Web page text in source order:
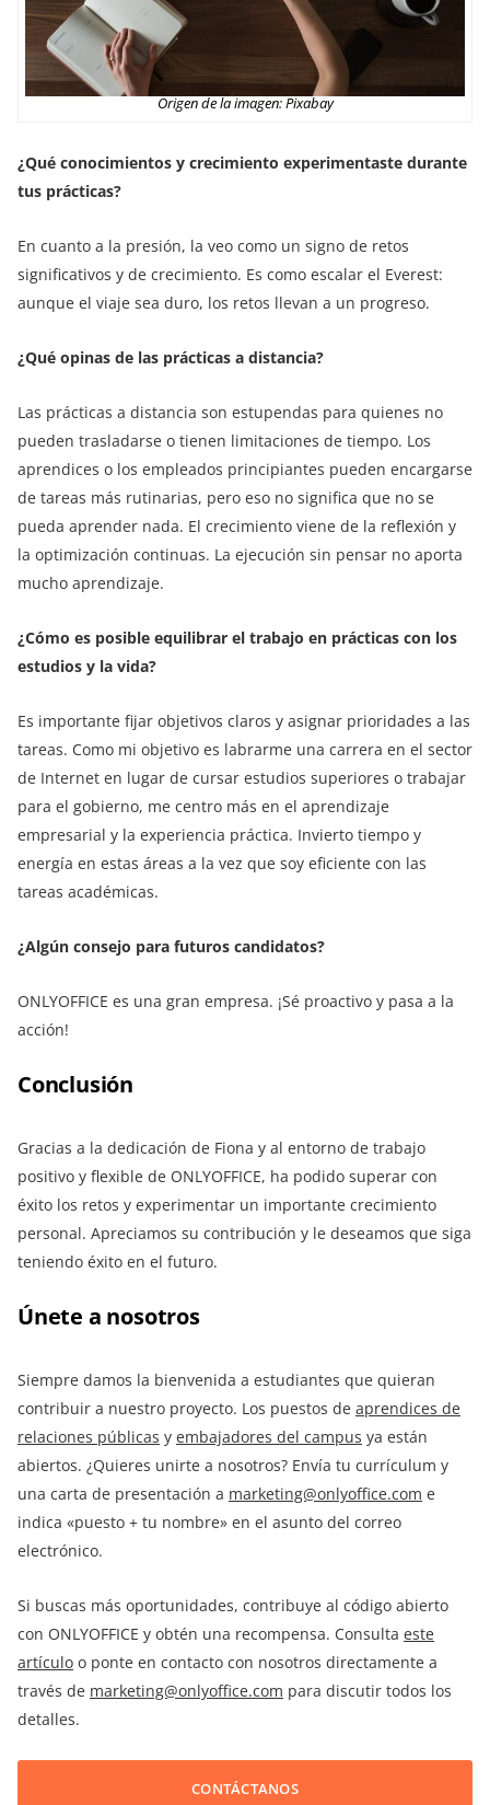
Origen de la imagen: Pixabay
¿Qué conocimientos y crecimiento experimentaste durante
tus prácticas?
En cuanto a la presión, la veo como un signo de retos
significativos y de crecimiento. Es como escalar el Everest:
aunque el viaje sea duro, los retos llevan a un progreso.
¿Qué opinas de las prácticas a distancia?
Las prácticas a distancia son estupendas para quienes no
pueden trasladarse o tienen limitaciones de tiempo. Los
aprendices o los empleados principiantes pueden encargarse
de tareas más rutinarias, pero eso no significa que no se
pueda aprender nada. El crecimiento viene de la reflexión y
la optimización continuas. La ejecución sin pensar no aporta
mucho aprendizaje.
¿Cómo es posible equilibrar el trabajo en prácticas con los
estudios y la vida?
Es importante fijar objetivos claros y asignar prioridades a las
tareas. Como mi objetivo es labrarme una carrera en el sector
de Internet en lugar de cursar estudios superiores o trabajar
para el gobierno, me centro más en el aprendizaje
empresarial y la experiencia práctica. Invierto tiempo y
energía en estas áreas a la vez que soy eficiente con las
tareas académicas.
¿Algún consejo para futuros candidatos?
ONLYOFFICE es una gran empresa. ¡Sé proactivo y pasa a la
acción!
Conclusión
Gracias a la dedicación de Fiona y al entorno de trabajo
positivo y flexible de ONLYOFFICE, ha podido superar con
éxito los retos y experimentar un importante crecimiento
personal. Apreciamos su contribución y le deseamos que siga
teniendo éxito en el futuro.
Únete a nosotros
Siempre damos la bienvenida a estudiantes que quieran
contribuir a nuestro proyecto. Los puestos de aprendices de
relaciones públicas y embajadores del campus ya están
abiertos. ¿Quieres unirte a nosotros? Envía tu currículum y
una carta de presentación a marketing@onlyoffice.com e
indica «puesto + tu nombre» en el asunto del correo
electrónico.
Si buscas más oportunidades, contribuye al código abierto
con ONLYOFFICE y obtén una recompensa. Consulta este
artículo o ponte en contacto con nosotros directamente a
través de marketing@onlyoffice.com para discutir todos los
detalles.
CONTÁCTANOS